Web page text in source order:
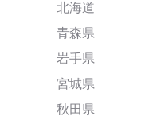
北海道
青森県
岩手県
宮城県
秋田県